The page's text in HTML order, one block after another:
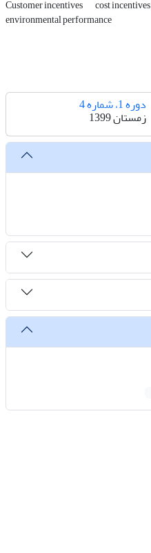
Customer incentives cost incentives
environmental performance
دوره 1، شماره 4
زمستان 1399